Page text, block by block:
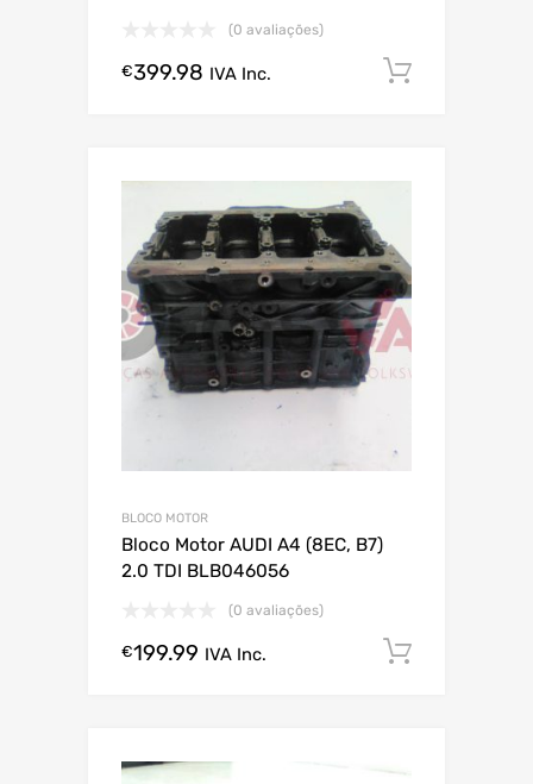
(0 avaliações)
€399.98 IVA Inc.
BLOCO MOTOR
Bloco Motor AUDI A4 (8EC, B7)
2.0 TDI BLB046056
(0 avaliações)
€199.99 IVA Inc.